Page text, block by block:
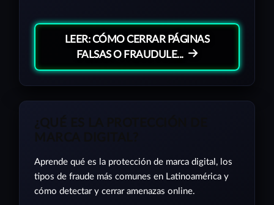
LEER: CÓMO CERRAR PÁGINAS
FALSAS O FRAUDULE...
Aprende qué es la protección de marca digital, los
tipos de fraude más comunes en Latinoamérica y
cómo detectar y cerrar amenazas online.